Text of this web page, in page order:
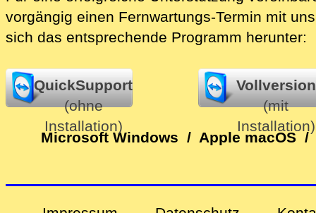
vorgängig einen Fernwartungs-Termin mit
sich das entsprechende Programm herunter:
QuickSupport
(ohne
Installation)
Vollversion
(mit
Installation)
Microsoft Windows /Apple macOS /